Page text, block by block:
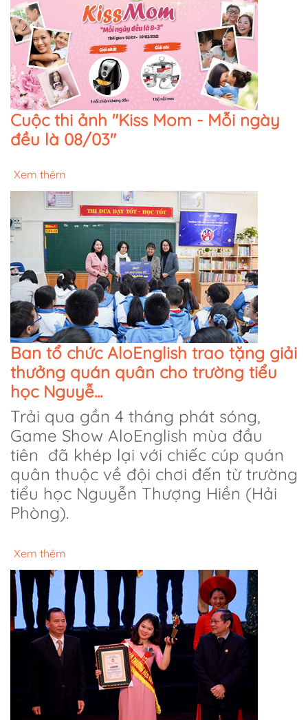
Cuộc thi ảnh "Kiss Mom - Mỗi ngày
đều là 08/03"
Xem thêm
Ban tổ chức AloEnglish trao tặng giải
thưởng quán quân cho trường tiểu
học Nguyễ...
Trải qua gần 4 tháng phát sóng,
Game Show AloEnglish mùa đầu
tiên đã khép lại với chiếc cúp quán
quân thuộc về đội chơi đến từ trường
tiểu học Nguyễn Thượng Hiền (Hải
Phòng).
Xem thêm